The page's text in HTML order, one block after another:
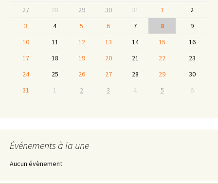
27
28 29 30 31 1
2
3
4 5 6 7 8
9
10
11 12 13 14 15
16
17
18 19 20 21 22
23
24
25 26 27 28 29
30
31
1 2 3 4 5 6
Événements à la une
Aucun évènement